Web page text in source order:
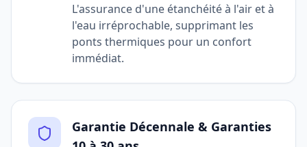
L'assurance d'une étanchéité à l'air et à
l'eau irréprochable, supprimant les
ponts thermiques pour un confort
immédiat.
Garantie Décennale & Garanties